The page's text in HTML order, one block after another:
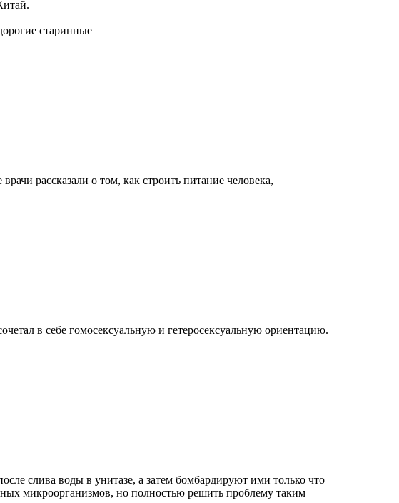
старинные
рассказали о том, как строить питание человека,
в себе гомосексуальную и гетеросексуальную ориентацию.
слива воды в унитазе, а затем бомбардируют ими только что
микроорганизмов, но полностью решить проблему таким